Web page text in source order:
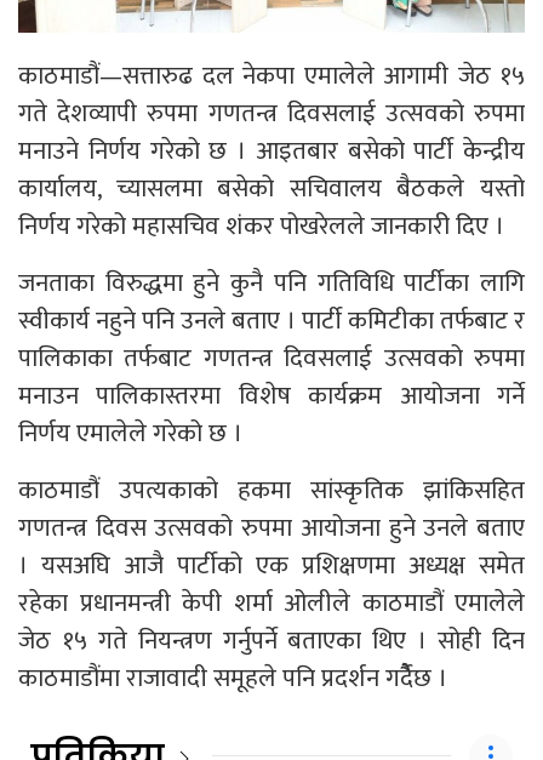
काठमाडौं—सत्तारुढ दल नेकपा एमालेले आगामी जेठ १५
गते देशव्यापी रुपमा गणतन्त्र दिवसलाई उत्सवको रुपमा
मनाउने निर्णय गरेको छ । आइतबार बसेको पार्टी केन्द्रीय
कार्यालय, च्यासलमा बसेको सचिवालय बैठकले यस्तो
निर्णय गरेको महासचिव शंकर पोखरेलले जानकारी दिए ।
जनताका विरुद्धमा हुने कुनै पनि गतिविधि पार्टीका लागि
स्वीकार्य नहुने पनि उनले बताए । पार्टी कमिटीका तर्फबाट र
पालिकाका तर्फबाट गणतन्त्र दिवसलाई उत्सवको रुपमा
मनाउन पालिकास्तरमा विशेष कार्यक्रम आयोजना गर्ने
निर्णय एमालेले गरेको छ ।
काठमाडौं उपत्यकाको हकमा सांस्कृतिक झांकिसहित
गणतन्त्र दिवस उत्सवको रुपमा आयोजना हुने उनले बताए
। यसअघि आजै पार्टीको एक प्रशिक्षणमा अध्यक्ष समेत
रहेका प्रधानमन्त्री केपी शर्मा ओलीले काठमाडौं एमालेले
जेठ १५ गते नियन्त्रण गर्नुपर्ने बताएका थिए । सोही दिन
काठमाडौंमा राजावादी समूहले पनि प्रदर्शन गर्दैैछ ।